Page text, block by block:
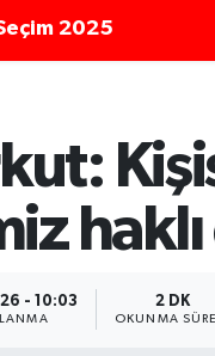
2025
haklı
- 10:03 2 DK
OKUNMA